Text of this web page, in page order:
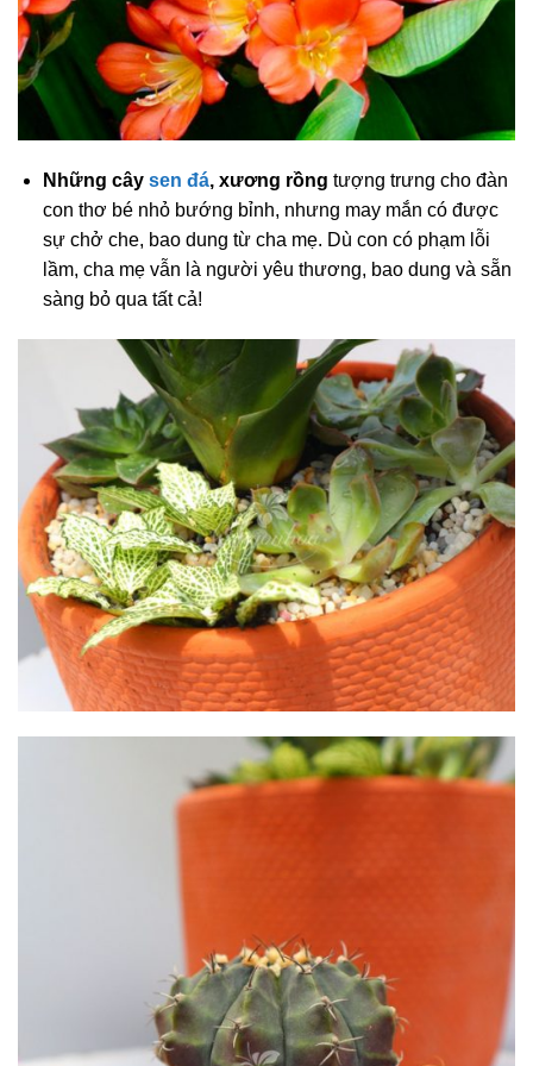
Những cây sen đá, xương rồng tượng trưng cho đàn
con thơ bé nhỏ bướng bỉnh, nhưng may mắn có được
sự chở che, bao dung từ cha mẹ. Dù con có phạm lỗi
lầm, cha mẹ vẫn là người yêu thương, bao dung và sẵn
sàng bỏ qua tất cả!